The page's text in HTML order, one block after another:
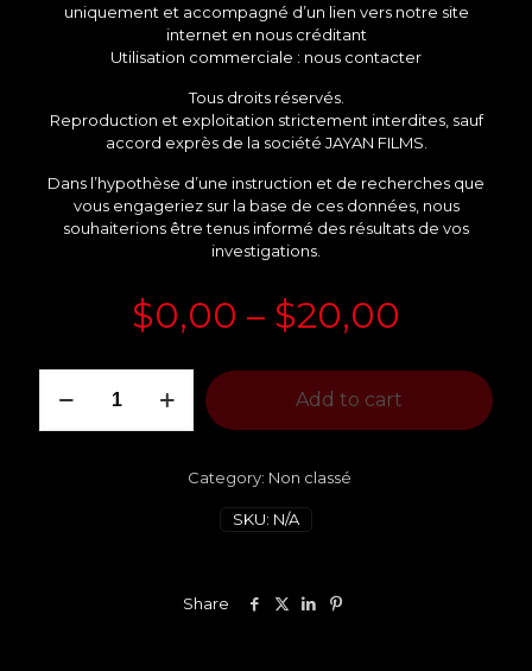
uniquement et accompagné d’un lien vers notre site
internet en nous créditant
Utilisation commerciale : nous contacter
Tous droits réservés.
Reproduction et exploitation strictement interdites, sauf
accord exprès de la société JAYAN FILMS.
Dans l’hypothèse d’une instruction et de recherches que
vous engageriez sur la base de ces données, nous
souhaiterions être tenus informé des résultats de vos
investigations.
$0,00 – $20,00
$0,00
Add to cart
SKU: N/A
Category: Non classé
Share